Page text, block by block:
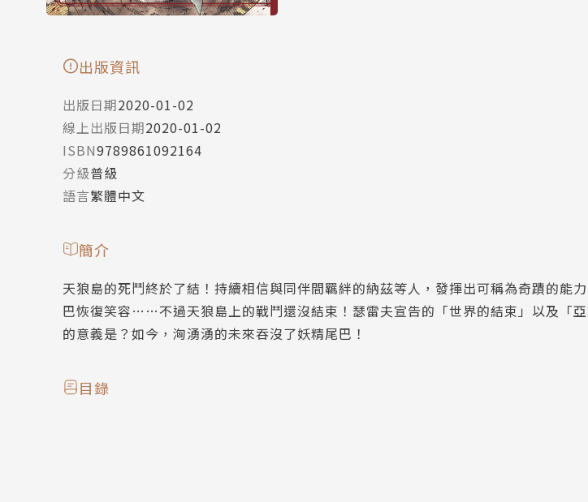
出版資訊
出版日期2020-01-02
線上出版日期2020-01-02
ISBN9789861092164
分級普級
語言繁體中文
簡介
天狼島的死鬥終於了結！持續相信與同伴間羈絆的納茲等人，發揮出可稱為奇蹟的能
巴恢復笑容……不過天狼島上的戰鬥還沒結束！瑟雷夫宣告的「世界的結束」以及「
的意義是？如今，洶湧湧的未來吞沒了妖精尾巴！
目錄